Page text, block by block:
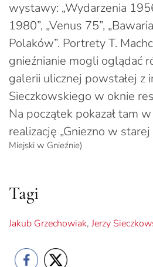
wystawy: „Wydarzenia
1980”, „Venus 75”,
Polaków”. Portrety T.
gnieźnianie mogli oglądać
galerii ulicznej powstałej z
Sieczkowskiego w oknie
Na początek pokazał tam
realizację „Gniezno w
Miejski w Gnieźnie)
Tagi
Jakub Grzechowiak, Jerzy